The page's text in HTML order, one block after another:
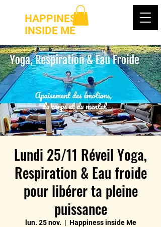
HAPPINESS
INSIDE ME
Lundi 25/11 Réveil Yoga,
Respiration & Eau froide
pour libérer ta pleine
puissance
lun. 25 nov.
  |
Happiness inside Me